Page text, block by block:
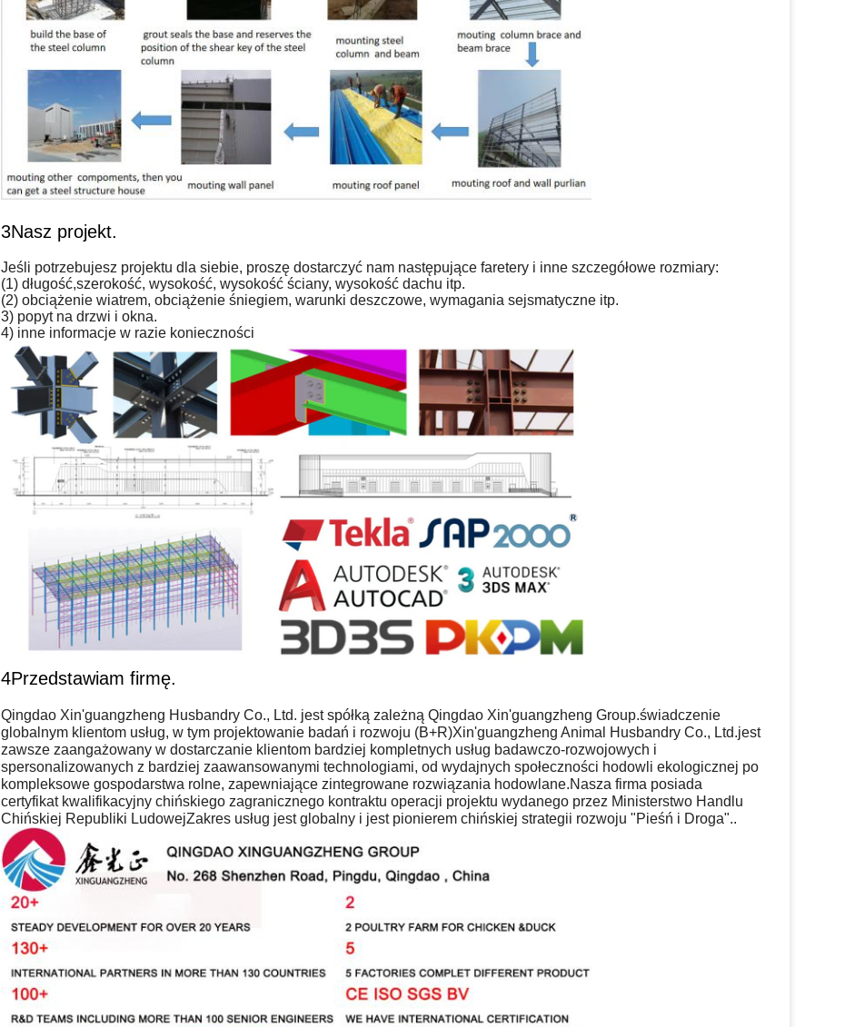
3Nasz projekt.
Jeśli potrzebujesz projektu dla siebie, proszę dostarczyć nam następujące faretery i inne szczegółowe rozmiary:
(1) długość,szerokość, wysokość, wysokość ściany, wysokość dachu itp.
(2) obciążenie wiatrem, obciążenie śniegiem, warunki deszczowe, wymagania sejsmatyczne itp.
3) popyt na drzwi i okna.
4) inne informacje w razie konieczności
4Przedstawiam firmę.
Qingdao Xin'guangzheng Husbandry Co., Ltd. jest spółką zależną Qingdao Xin'guangzheng Group.świadczenie
globalnym klientom usług, w tym projektowanie badań i rozwoju (B+R)Xin'guangzheng Animal Husbandry Co., Ltd.jest
zawsze zaangażowany w dostarczanie klientom bardziej kompletnych usług badawczo-rozwojowych i
spersonalizowanych z bardziej zaawansowanymi technologiami, od wydajnych społeczności hodowli ekologicznej po
kompleksowe gospodarstwa rolne, zapewniające zintegrowane rozwiązania hodowlane.Nasza firma posiada
certyfikat kwalifikacyjny chińskiego zagranicznego kontraktu operacji projektu wydanego przez Ministerstwo Handlu
Chińskiej Republiki LudowejZakres usług jest globalny i jest pionierem chińskiej strategii rozwoju "Pieśń i Droga"..